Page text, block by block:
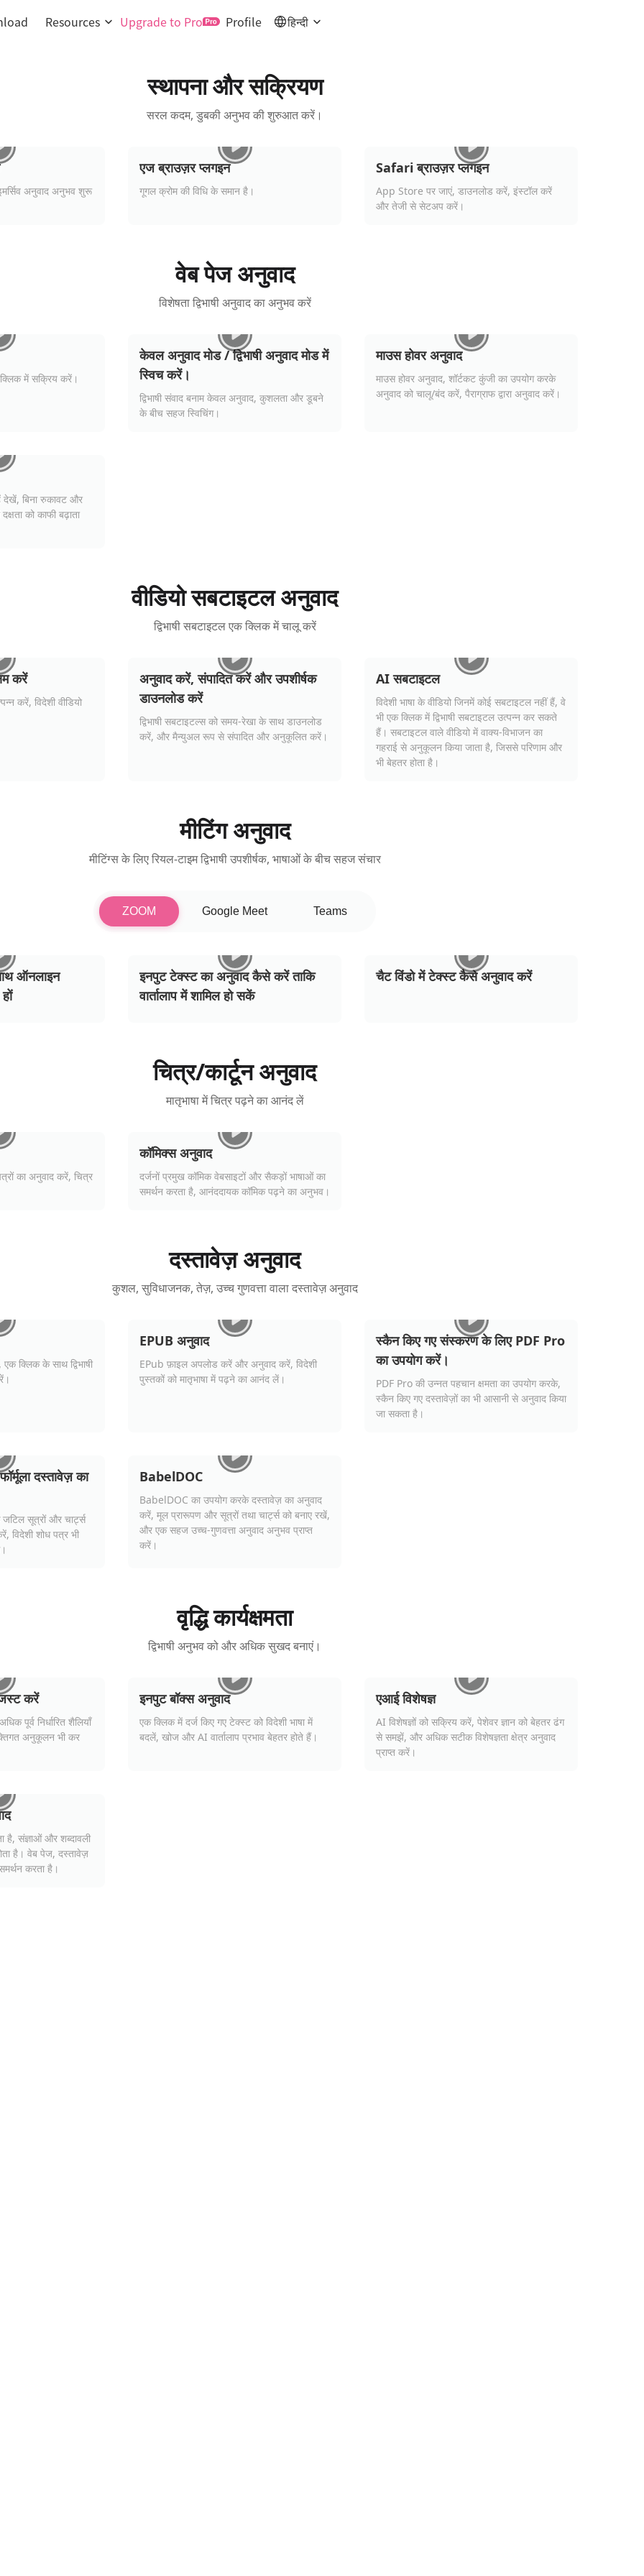
स्थापना और सक्रियण
सरल कदम, डुबकी अनुभव की शुरुआत करें।
अनुवाद अनुभव शुरू
एज ब्राउज़र प्लगइन
गूगल क्रोम की विधि के समान है।
Safari ब्राउज़र प्लगइन
App Store पर जाएं, डाउनलोड करें, इंस्टॉल करें
और तेजी से सेटअप करें।
वेब पेज अनुवाद
विशेषता द्विभाषी अनुवाद का अनुभव करें
क्लिक में सक्रिय करें।
केवल अनुवाद मोड / द्विभाषी अनुवाद मोड में
स्विच करें।
द्विभाषी संवाद बनाम केवल अनुवाद, कुशलता और डूबने
के बीच सहज स्विचिंग।
माउस होवर अनुवाद
माउस होवर अनुवाद, शॉर्टकट कुंजी का उपयोग करके
अनुवाद को चालू/बंद करें, पैराग्राफ द्वारा अनुवाद करें।
देखें, बिना रुकावट और
को काफी बढ़ाता
वीडियो सबटाइटल अनुवाद
द्विभाषी सबटाइटल एक क्लिक में चालू करें
करें
करें, विदेशी वीडियो
अनुवाद करें, संपादित करें और उपशीर्षक
डाउनलोड करें
द्विभाषी सबटाइटल्स को समय-रेखा के साथ डाउनलोड
करें, और मैन्युअल रूप से संपादित और अनुकूलित करें।
AI सबटाइटल
विदेशी भाषा के वीडियो जिनमें कोई सबटाइटल नहीं हैं, वे
भी एक क्लिक में द्विभाषी सबटाइटल उत्पन्न कर सकते
हैं। सबटाइटल वाले वीडियो में वाक्य-विभाजन का
गहराई से अनुकूलन किया जाता है, जिससे परिणाम और
भी बेहतर होता है।
मीटिंग अनुवाद
मीटिंग्स के लिए रियल-टाइम द्विभाषी उपशीर्षक, भाषाओं के बीच सहज संचार
ZOOM Google Meet Teams
ऑनलाइन
इनपुट टेक्स्ट का अनुवाद कैसे करें ताकि
वार्तालाप में शामिल हो सकें
चैट विंडो में टेक्स्ट कैसे अनुवाद करें
ऑनलाइन
इनपुट टेक्स्ट का अनुवाद कैसे करें ताकि
वार्तालाप में शामिल हो सकें
चैट विंडो में टेक्स्ट कैसे अनुवाद करें
ऑनलाइन
इनपुट टेक्स्ट का अनुवाद कैसे करें ताकि
वार्तालाप में शामिल हो सकें
चैट विंडो में टेक्स्ट कैसे अनुवाद करें
चित्र/कार्टून अनुवाद
मातृभाषा में चित्र पढ़ने का आनंद लें
का अनुवाद करें, चित्र
कॉमिक्स अनुवाद
दर्जनों प्रमुख कॉमिक वेबसाइटों और सैकड़ों भाषाओं का
समर्थन करता है, आनंददायक कॉमिक पढ़ने का अनुभव।
दस्तावेज़ अनुवाद
कुशल, सुविधाजनक, तेज़, उच्च गुणवत्ता वाला दस्तावेज़ अनुवाद
क्लिक के साथ द्विभाषी
EPUB अनुवाद
EPub फ़ाइल अपलोड करें और अनुवाद करें, विदेशी
पुस्तकों को मातृभाषा में पढ़ने का आनंद लें।
स्कैन किए गए संस्करण के लिए PDF Pro
का उपयोग करें।
PDF Pro की उन्नत पहचान क्षमता का उपयोग करके,
स्कैन किए गए दस्तावेज़ों का भी आसानी से अनुवाद किया
जा सकता है।
दस्तावेज़ का
सूत्रों और चार्ट्स
विदेशी शोध पत्र भी
BabelDOC
BabelDOC का उपयोग करके दस्तावेज़ का अनुवाद
करें, मूल प्रारूपण और सूत्रों तथा चार्ट्स को बनाए रखें,
और एक सहज उच्च-गुणवत्ता अनुवाद अनुभव प्राप्त
करें।
वृद्धि कार्यक्षमता
द्विभाषी अनुभव को और अधिक सुखद बनाएं।
करें
पूर्व निर्धारित शैलियाँ
अनुकूलन भी कर
इनपुट बॉक्स अनुवाद
एक क्लिक में दर्ज किए गए टेक्स्ट को विदेशी भाषा में
बदलें, खोज और AI वार्तालाप प्रभाव बेहतर होते हैं।
एआई विशेषज्ञ
AI विशेषज्ञों को सक्रिय करें, पेशेवर ज्ञान को बेहतर ढंग
से समझें, और अधिक सटीक विशेषज्ञता क्षेत्र अनुवाद
प्राप्त करें।
है, संज्ञाओं और शब्दावली
है। वेब पेज, दस्तावेज़
करता है।
Resources Upgrade to Pro Profile हिन्दी